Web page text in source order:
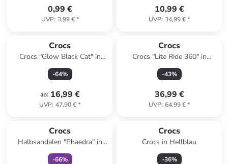
0,99 €
UVP: 3,99 €*
10,99 €
UVP: 34,99 €*
Crocs
Crocs "Glow Black Cat" in
Schwarz
-64%
ab: 16,99 €
UVP: 47,90 €*
Crocs
Crocs "Lite Ride 360" in
Schwarz
-43%
36,99 €
UVP: 64,99 €*
Crocs
Halbsandalen "Phaedra" in
Gelb
-66%
Crocs
Crocs in Hellblau
-36%